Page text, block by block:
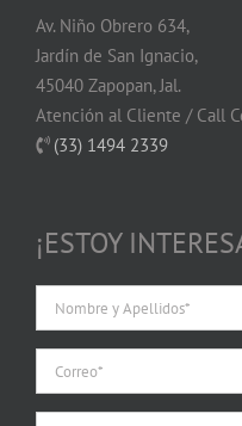
Av. Niño Obrero 634,
Jardín de San Ignacio,
45040 Zapopan, Jal.
Atención al Cliente / Call
(33) 1494 2339
¡ESTOY